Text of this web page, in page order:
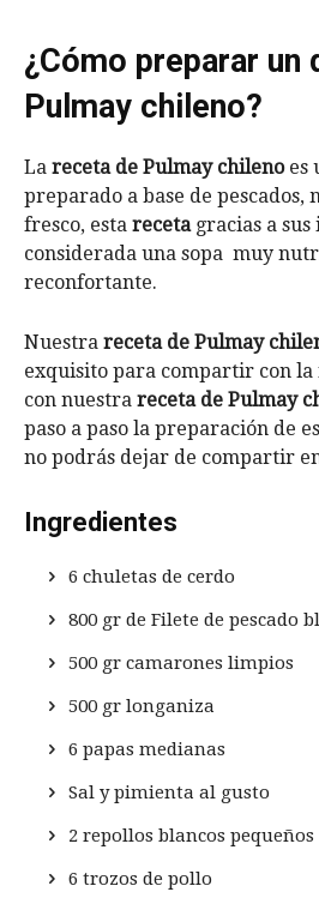
¿Cómo preparar un
Pulmay chileno?
La receta de Pulmay chilenoes
preparado a base de pescados,
fresco, esta recetagracias a sus
considerada una sopa muy
reconfortante.
Nuestra receta de Pulmay
exquisito para compartir con la
con nuestra receta de Pulmay
paso a paso la preparación de
no podrás dejar de compartir
Ingredientes
6 chuletas de cerdo
800 gr de Filete de pescado
500 gr camarones limpios
500 gr longaniza
6 papas medianas
Sal y pimienta al gusto
2 repollos blancos pequeños
6 trozos de pollo